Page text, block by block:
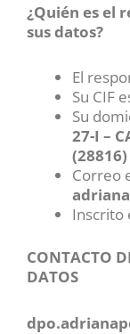
¿Quién es el
sus datos?
El
Su CIF
Su
27-I –
(28816)
Correo
Inscrito
CONTACTO
DATOS